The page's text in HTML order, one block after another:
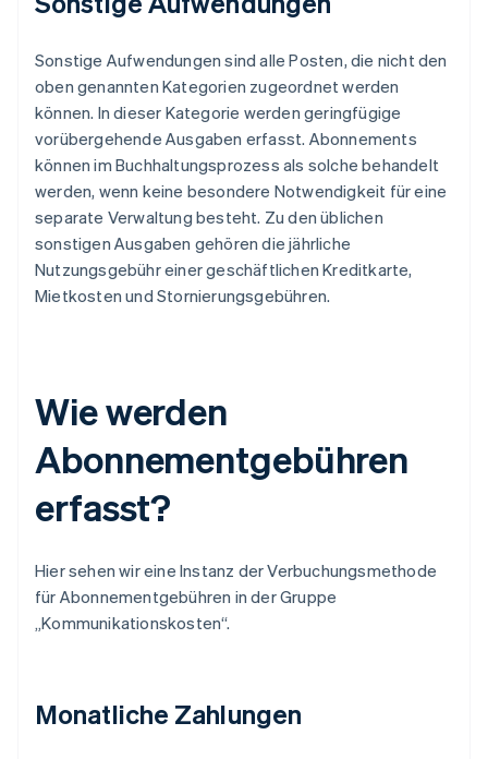
Sonstige Aufwendungen sind alle Posten, die nicht den
oben genannten Kategorien zugeordnet werden
können. In dieser Kategorie werden geringfügige
vorübergehende Ausgaben erfasst. Abonnements
können im Buchhaltungsprozess als solche behandelt
werden, wenn keine besondere Notwendigkeit für eine
separate Verwaltung besteht. Zu den üblichen
sonstigen Ausgaben gehören die jährliche
Nutzungsgebühr einer geschäftlichen Kreditkarte,
Mietkosten und Stornierungsgebühren.
Wie werden
Abonnementgebühren
erfasst?
Hier sehen wir eine Instanz der Verbuchungsmethode
für Abonnementgebühren in der Gruppe
„Kommunikationskosten“.
Monatliche Zahlungen